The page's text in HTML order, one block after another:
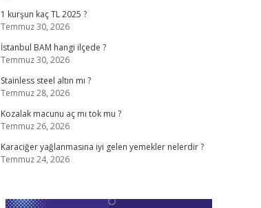
1 kurşun kaç TL 2025 ?
Temmuz 30, 2026
İstanbul BAM hangi ilçede ?
Temmuz 30, 2026
Stainless steel altın mı ?
Temmuz 28, 2026
Kozalak macunu aç mı tok mu ?
Temmuz 26, 2026
Karaciğer yağlanmasına iyi gelen yemekler nelerdir ?
Temmuz 24, 2026